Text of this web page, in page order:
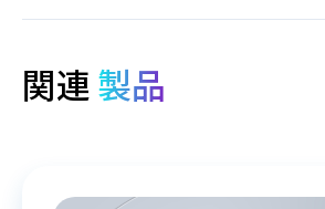
関連 製品